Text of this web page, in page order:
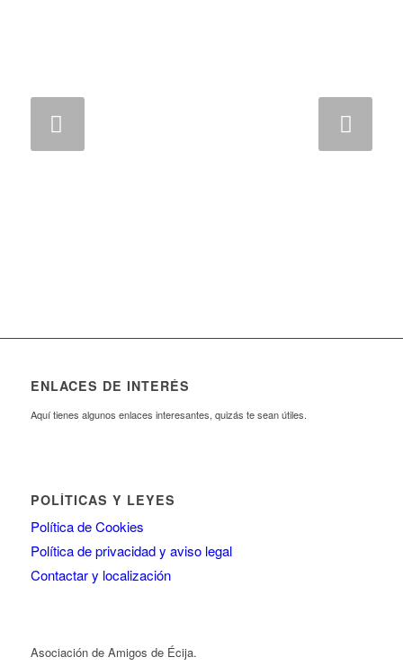
ENLACES DE INTERÉS
Aquí tienes algunos enlaces interesantes, quizás te sean útiles.
POLÍTICAS Y LEYES
Política de Cookies
Política de privacidad y aviso legal
Contactar y localización
Asociación de Amigos de Écija.